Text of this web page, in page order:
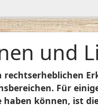
und
Für
können, ist